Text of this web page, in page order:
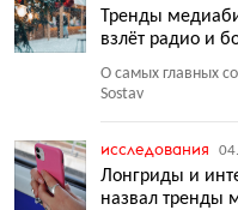
Тренды
взлёт радио и
О самых главных
Sostav
исследования
Лонгриды и
назвал тренды